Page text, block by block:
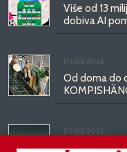
Više od 13
dobiva AI
03.08.2026.
Od doma do
03.08.2026.
Kineski BYD